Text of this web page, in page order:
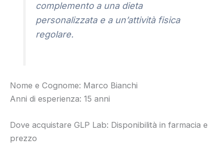
complemento a una dieta
personalizzata e a un’attività fisica
regolare.
Nome e Cognome: Marco Bianchi
Anni di esperienza: 15 anni
Dove acquistare GLP Lab: Disponibilità in farmacia e
prezzo